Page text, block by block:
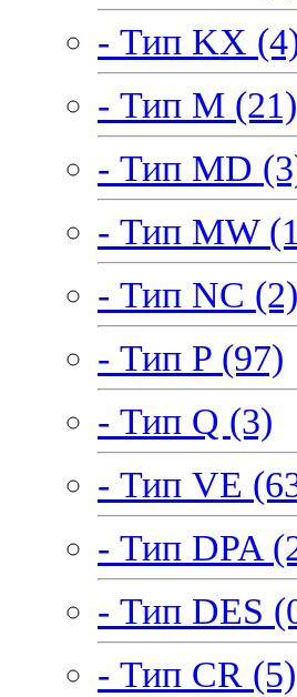
- Тип KX
- Тип M (21)
- Тип MD
- Тип MW
- Тип NC (2)
- Тип P (97)
- Тип Q (3)
- Тип VE
- Тип DPA
- Тип DES
- Тип CR (5)